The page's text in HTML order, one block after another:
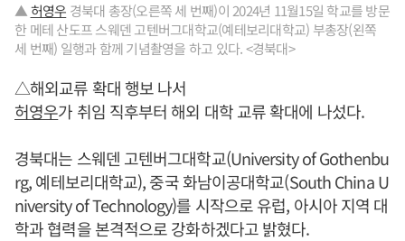
▲허영우 경북대 총장(오른쪽 세 번째)이 2024년 11월15일 학교를 방문
한 메테 산도프 스웨덴 고텐버그대학교(예테보리대학교) 부총장(왼쪽
세 번째) 일행과 함께 기념촬영을 하고 있다. <경북대>
△해외교류 확대 행보 나서
허영우가 취임 직후부터 해외 대학 교류 확대에 나섰다.
경북대는 스웨덴 고텐버그대학교(University of Gothenbu
rg, 예테보리대학교), 중국 화남이공대학교(South China U
niversity of Technology)를 시작으로 유럽, 아시아 지역 대
학과 협력을 본격적으로 강화하겠다고 밝혔다.